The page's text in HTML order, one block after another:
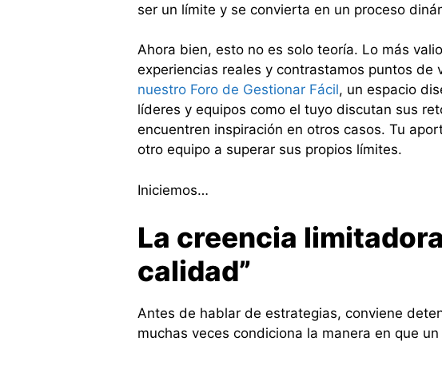
ser un límite y se convierta en un proceso
Ahora bien, esto no es solo teoría. Lo más
experiencias reales y contrastamos puntos de
nuestro Foro de Gestionar Fácil, un espacio
líderes y equipos como el tuyo discutan sus
encuentren inspiración en otros casos. Tu
otro equipo a superar sus propios límites.
Iniciemos…
La creencia
calidad”
Antes de hablar de estrategias, conviene
muchas veces condiciona la manera en que